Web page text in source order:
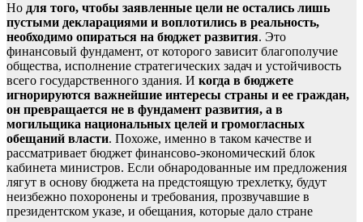
Но для того, чтобы заявленные цели не остались лишь
пустыми декларациями и воплотились в реальность,
необходимо опираться на бюджет развития. Это
финансовый фундамент, от которого зависит благополучие
общества, исполнение стратегических задач и устойчивость
всего государственного здания. И когда в бюджете
игнорируются важнейшие интересы страны и ее граждан,
он превращается не в фундамент развития, а в
могильщика национальных целей и громогласных
обещаний власти. Похоже, именно в таком качестве и
рассматривает бюджет финансово-экономический блок
кабинета министров. Если обнародованные им предложения
лягут в основу бюджета на предстоящую трехлетку, будут
неизбежно похоронены и требования, прозвучавшие в
президентском указе, и обещания, которые дало стране